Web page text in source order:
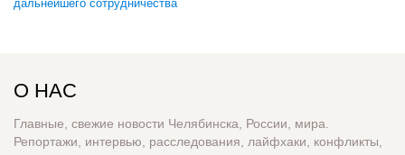
дальнейшего сотрудничества
О НАС
Главные, свежие новости Челябинска, России, мира.
Репортажи, интервью, расследования, лайфхаки, конфликты,